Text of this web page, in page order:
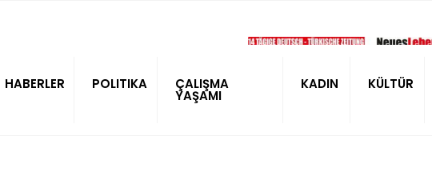
HABERLER POLITIKA ÇALIŞMA
YAŞAMI
KADIN KÜLTÜR